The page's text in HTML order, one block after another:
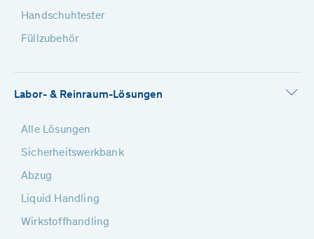
Handschuhtester
Füllzubehör
Labor- & Reinraum-Lösungen
Alle Lösungen
Sicherheitswerkbank
Abzug
Liquid Handling
Wirkstoffhandling